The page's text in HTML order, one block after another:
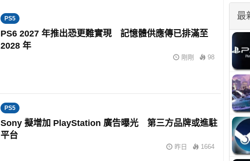
PS5
PS6 2027 年推出恐更難實現 記憶體供應傳已排滿至
2028 年
剛剛 98
PS5
Sony 擬增加 PlayStation 廣告曝光 第三方品牌或進駐
平台
昨日 1664
最